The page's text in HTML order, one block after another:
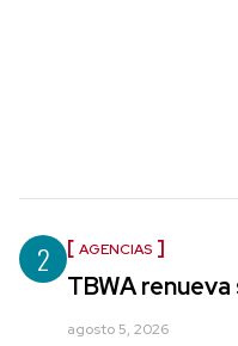
2 AGENCIAS
TBWA
agosto 5, 2026